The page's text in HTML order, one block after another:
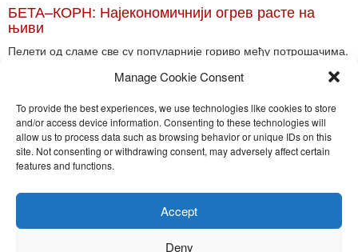
Manage Cookie Consent
To provide the best experiences, we use technologies like cookies to store
and/or access device information. Consenting to these technologies will
allow us to process data such as browsing behavior or unique IDs on this
site. Not consenting or withdrawing consent, may adversely affect certain
features and functions.
Accept
Deny
БЕТА–КОРН: Најекономичнији огрев расте на
њиви
Пелети од сламе све су популарније гориво међу потрошачима.
Toggle
Nira Press d.o.o.
Sadržaj ovog sajta je zakonom zaštićena intelektualna svojina